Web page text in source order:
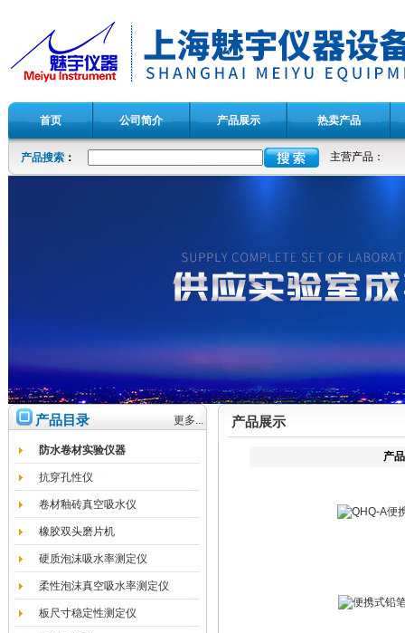
首页 公司简介 产品展示 热卖产品
产品搜索 ： 主营产品：
产品目录 更多...
防水卷材实验仪器
抗穿孔性仪
卷材釉砖真空吸水仪
橡胶双头磨片机
硬质泡沫吸水率测定仪
柔性泡沫真空吸水率测定仪
板尺寸稳定性测定仪
产品展示
产